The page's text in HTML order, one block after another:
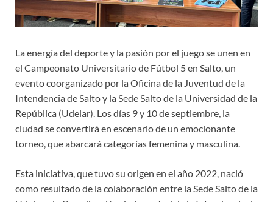
La energía del deporte y la pasión por el juego se unen en
el Campeonato Universitario de Fútbol 5 en Salto, un
evento coorganizado por la Oficina de la Juventud de la
Intendencia de Salto y la Sede Salto de la Universidad de la
República (Udelar). Los días 9 y 10 de septiembre, la
ciudad se convertirá en escenario de un emocionante
torneo, que abarcará categorías femenina y masculina.
Esta iniciativa, que tuvo su origen en el año 2022, nació
como resultado de la colaboración entre la Sede Salto de la